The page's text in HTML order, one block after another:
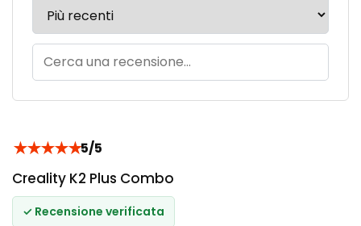
★★★★★5/5
Creality K2 Plus Combo
✓ Recensione verificata